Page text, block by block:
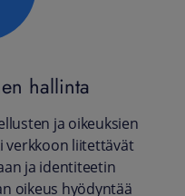
hallinta
ja oikeuksien
verkkoon liitettävät
ja identiteetin
oikeus hyödyntää